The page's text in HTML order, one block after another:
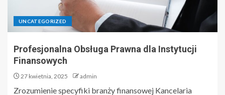
UNCATEGORIZED
Profesjonalna Obsługa Prawna dla Instytucji
Finansowych
27 kwietnia, 2025 admin
Zrozumienie specyfiki branży finansowej Kancelaria